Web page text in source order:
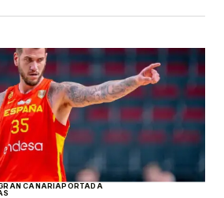
CANARIAPORTADA